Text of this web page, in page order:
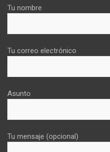
Tu nombre
Tu correo electrónico
Asunto
Tu mensaje (opcional)